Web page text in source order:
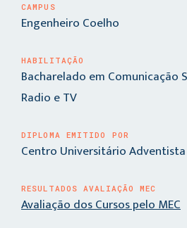
CAMPUS
Engenheiro Coelho
HABILITAÇÃO
Bacharelado em Comunicação
Radio e TV
DIPLOMA EMITIDO POR
Centro Universitário
RESULTADOS AVALIAÇÃO MEC
Avaliação dos Cursos pelo MEC